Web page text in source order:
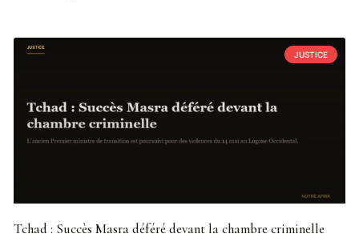
JUSTICE
Tchad : Succès Masra déféré devant la chambre criminelle